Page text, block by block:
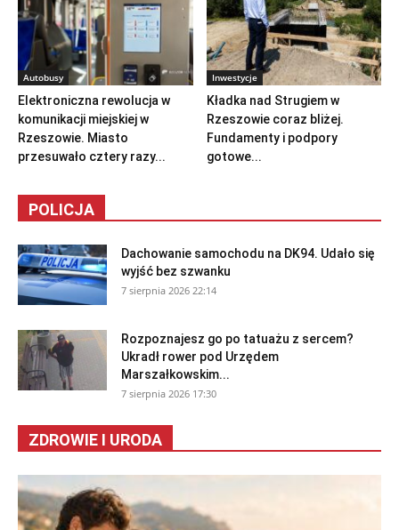
Autobusy
Elektroniczna rewolucja w
komunikacji miejskiej w
Rzeszowie. Miasto
przesuwało cztery razy...
Inwestycje
Kładka nad Strugiem w
Rzeszowie coraz bliżej.
Fundamenty i podpory
gotowe...
POLICJA
Dachowanie samochodu na DK94. Udało się
wyjść bez szwanku
7 sierpnia 2026 22:14
Rozpoznajesz go po tatuażu z sercem?
Ukradł rower pod Urzędem
Marszałkowskim...
7 sierpnia 2026 17:30
ZDROWIE I URODA